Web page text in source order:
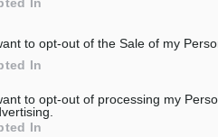
to opt-out of the Sale of my
In
to opt-out of processing my
In